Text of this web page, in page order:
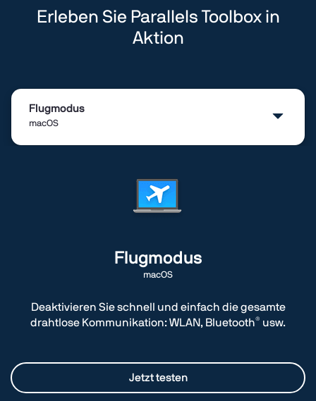
Erleben Sie Parallels Toolbox in
Aktion
Flugmodus
macOS
Kamera sperren
Flugmodus
macOS
Deaktivieren Sie schnell und einfach die gesamte
drahtlose Kommunikation: WLAN, Bluetooth® usw.
Jetzt testen